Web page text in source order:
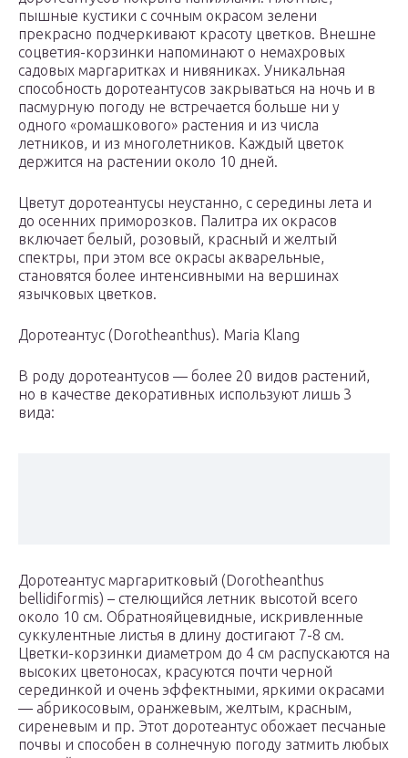
пышные кустики с сочным окрасом зелени
прекрасно подчеркивают красоту цветков. Внешне
соцветия-корзинки напоминают о немахровых
садовых маргаритках и нивяниках. Уникальная
способность доротеантусов закрываться на ночь и в
пасмурную погоду не встречается больше ни у
одного «ромашкового» растения и из числа
летников, и из многолетников. Каждый цветок
держится на растении около 10 дней.
Цветут доротеантусы неустанно, с середины лета и
до осенних приморозков. Палитра их окрасов
включает белый, розовый, красный и желтый
спектры, при этом все окрасы акварельные,
становятся более интенсивными на вершинах
язычковых цветков.
Доротеантус (Dorotheanthus). Maria Klang
В роду доротеантусов — более 20 видов растений,
но в качестве декоративных используют лишь 3
вида:
Доротеантус маргаритковый (Dorotheanthus
bellidiformis) – стелющийся летник высотой всего
около 10 см. Обратнояйцевидные, искривленные
суккулентные листья в длину достигают 7-8 см.
Цветки-корзинки диаметром до 4 см распускаются на
высоких цветоносах, красуются почти черной
серединкой и очень эффектными, яркими окрасами
— абрикосовым, оранжевым, желтым, красным,
сиреневым и пр. Этот доротеантус обожает песчаные
почвы и способен в солнечную погоду затмить любых